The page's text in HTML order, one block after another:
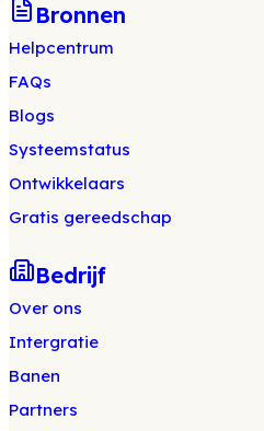
Bronnen
Helpcentrum
FAQs
Blogs
Systeemstatus
Ontwikkelaars
Gratis gereedschap
Bedrijf
Over ons
Intergratie
Banen
Partners